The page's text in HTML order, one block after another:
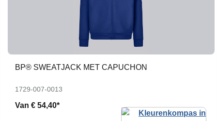
BP® SWEATJACK MET CAPUCHON
1729-007-0013
Van € 54,40*